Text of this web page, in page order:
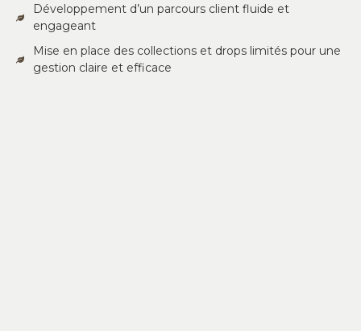
Développement d’un parcours client fluide et
engageant
Mise en place des collections et drops limités pour une
gestion claire et efficace